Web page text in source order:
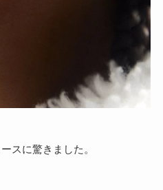
スに驚きました。